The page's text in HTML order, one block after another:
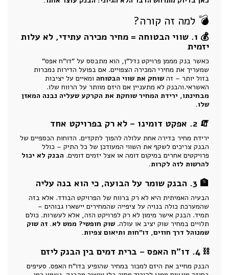
💣 למה זה קורה?
💰 1. שווי הבטוחה = מחיר מכירה עתידי, לא עלות
יזמית
כאשר בנק מממן פרויקט נדל"ן, הוא מתבסס על "דו"ח אפס"
שמעריך את מחירי המכירה הצפויים. אם בפועל הדירות נמכרות
בזול יותר – זה שוחק את שווי הבטוחה ומאיים על יציבות
האשראי.והבנק לא מתעניין אם היזם מוותר על הרווח שלו.
מבחינתו, ירידת המחיר שוחקת את הקרקע שעליה נבנה המאזן
שלו.
🧯 2. אפקט דומינו – לא רק בפרויקט אחד
ירידת מחיר בדירה אחת עלולה להפוך לתקדים. הדוחות הכספיים של
הבנק צריכים לשקף את השווי המעודכן של כל התיק – כולל
פרויקטים אחרים במיקום דומה או אצל יזמים דומים. הבנק לא יכול
להרשות לזה לקרות.
🏦 3. הבנק שומר על הבועה, כי הוא בנה עליה
הבעיה האמיתית היא לא רק ברווח של הפרויקט הבודד. אלא בזה
שהמערכת כולה בנויה על ציפייה שהמחירים יישארו גבוהים –
תמיד. הבנק אישר מימון לא רק לפרויקט הזה, אלא לעשרות. כולם
תלויים במחיר שוק יציב או עולה. שוק חופשי? ממש לא. זה שוק
שמנוהל דרך חוזים, דו"חות ותיאום צפיות.
⛓ 4. דו"ח האפס – ברית דמים בין הבנק ליזם
הבנק מחייב את היזם למכור במחיר שהופיע בדו"ח האפס. סעיפים